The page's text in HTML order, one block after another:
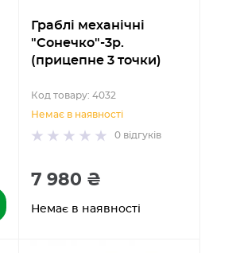
Граблі механічні
"Сонечко"-3р.
(прицепне 3 точки)
Код товару: 4032
Немає в наявності
0 відгуків
7 980 ₴
Немає в наявності